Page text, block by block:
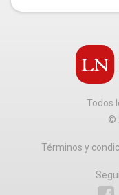
Todos
©
Términos y